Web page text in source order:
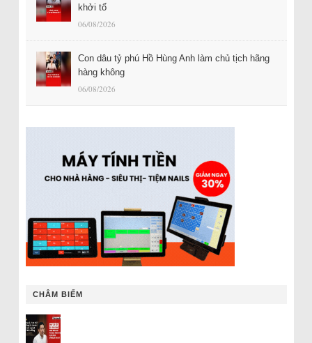
khởi tố
06/08/2026
Con dâu tỷ phú Hồ Hùng Anh làm chủ tịch hãng
hàng không
06/08/2026
CHÂM BIẾM